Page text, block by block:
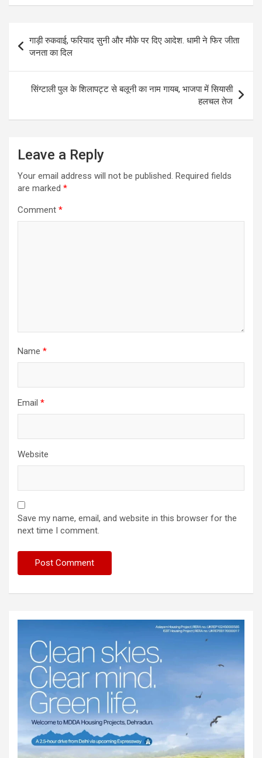
at
s
A
p
p
ce
o
o
k
e
gr
a
m
ail ar
e
navigation
गाड़ी रुकवाई, फरियाद सुनी और मौके पर दिए आदेश. धामी ने फिर जीता
जनता का दिल
सिंग्टाली पुल के शिलापट्ट से बलूनी का नाम गायब, भाजपा में सियासी
हलचल तेज
Leave a Reply
Your email address will not be published. Required fields
are marked *
Comment *
Name *
Email *
Website
Save my name, email, and website in this browser for the
next time I comment.